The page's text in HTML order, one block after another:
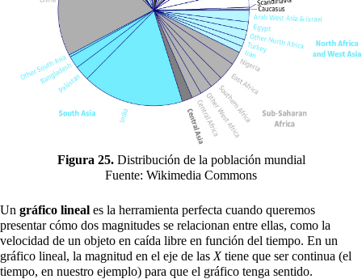
Figura 25.Distribución de la población mundial
Fuente: Wikimedia Commons
Un gráfico lineal es la herramienta perfecta cuando queremos
presentar cómo dos magnitudes se relacionan entre ellas, como la
velocidad de un objeto en caída libre en función del tiempo. En un
gráfico lineal, la magnitud en el eje de las Xtiene que ser continua (el
tiempo, en nuestro ejemplo) para que el gráfico tenga sentido.